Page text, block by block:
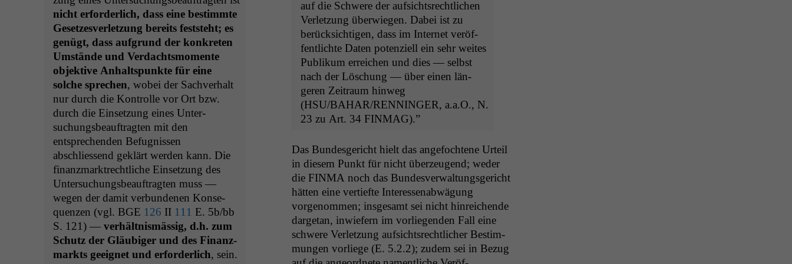
nicht erforder­lich, dass eine bes­timmte
Geset­zesver­let­zung bere­its fest­ste­ht; es
genügt, dass auf­grund der konkreten
Umstände und Ver­dachtsmo­mente
objek­tive Anhalt­spunk­te für eine
solche sprechen, wobei der Sachver­halt
nur durch die Kon­trolle vor Ort bzw.
durch die Ein­set­zung eines Unter­
suchungs­beauf­tragten mit den
entsprechen­den Befug­nis­sen
abschliessend gek­lärt wer­den kann. Die
finanz­mark­trechtliche Ein­set­zung des
Unter­suchungs­beauf­tragten muss —
wegen der damit ver­bun­de­nen Kon­se­
quen­zen (vgl. BGE 126 II111 E. 5b/bb
S. 121) — ver­hält­nis­mäs­sig, d.h. zum
Schutz der Gläu­biger und des Finanz­
mark­ts geeignet und erforder­lich, sein.
auf die Schwere der auf­sicht­srechtlichen
Ver­let­zung über­wiegen. Dabei ist zu
berück­sichti­gen, dass im Inter­net veröf­
fentlichte Dat­en poten­ziell ein sehr weites
Pub­likum erre­ichen und dies — selb­st
nach der Löschung — über einen län­
geren Zeitraum hin­weg
(HSU/BAHAR/RENNINGER, a.a.O., N.
23 zu Art. 34 FINMAG).”
Das Bun­des­gericht hielt das ange­focht­ene Urteil
in diesem Punkt für nicht überzeu­gend; wed­er
die FINMA noch das Bun­desver­wal­tungs­gericht
hät­ten eine ver­tiefte Inter­essen­ab­wä­gung
vorgenom­men; ins­ge­samt sei nicht hin­re­ichende
dar­ge­tan, inwiefern im vor­liegen­den Fall eine
schwere Ver­let­zung auf­sicht­srechtlich­er Bes­tim­
mungen vor­liege (E. 5.2.2); zudem sei in Bezug
Funktionalität
Einige
Funktionen auf
dieser Website
diese Option
deaktivieren,
Website nicht
zu 100%
funktionieren.
Marketing
Wir speichern
anonyme Daten ab,
um interne
marketingtechnische